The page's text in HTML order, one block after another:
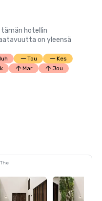
hotellin
on yleensä
Tou
Kes
Mar Jou